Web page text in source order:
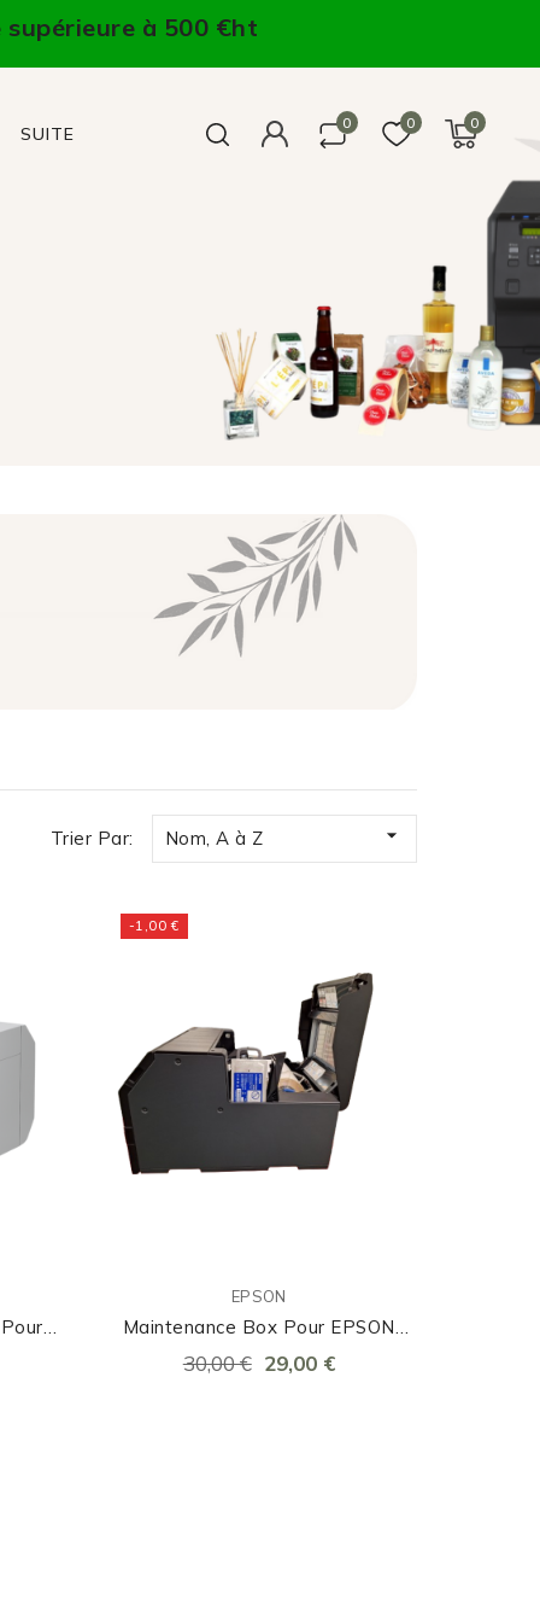
à 500 €ht
0
0
0
SUITE
Trier Par: Nom, A à Z 
-1,00 €
EPSON
Maintenance Box Pour EPSON
C6000, C6500, D6000, D6500
30,00 € 29,00 €